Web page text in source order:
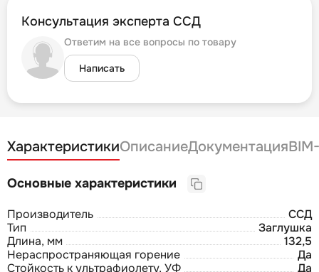
Консультация эксперта ССД
Ответим на все вопросы по товару
Написать
ХарактеристикиОписаниеДокументация
Основные характеристики
Производитель
ССД
Тип
Заглушка
Длина, мм
132,5
Нераспространяющая горение
Да
Стойкость к ультрафиолету, УФ
Да